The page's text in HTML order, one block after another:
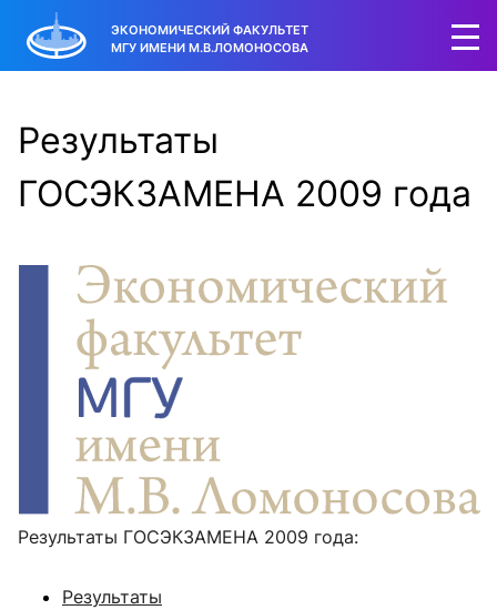
ЭКОНОМИЧЕСКИЙ ФАКУЛЬТЕТ
МГУ ИМЕНИ М.В.ЛОМОНОСОВА
Результаты
ГОСЭКЗАМЕНА 2009 года
Результаты ГОСЭКЗАМЕНА 2009 года:
Результаты